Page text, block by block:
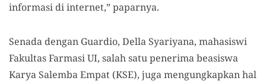
informasi di internet,” paparnya.
Senada dengan Guardio, Della Syariyana, mahasiswi
Fakultas Farmasi UI, salah satu penerima beasiswa
Karya Salemba Empat (KSE), juga mengungkapkan hal